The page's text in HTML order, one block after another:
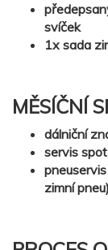
svíček
1x sada
MĚSÍČNÍ
dálniční
servis
zimní pneu)